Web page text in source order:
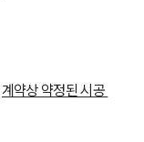
계약상 약정된 시공